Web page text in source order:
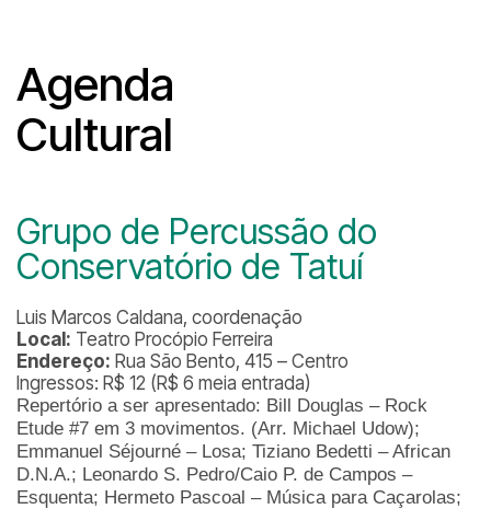
Agenda
Cultural
Grupo de Percussão do
Conservatório de Tatuí
Luis Marcos Caldana, coordenação
Local: Teatro Procópio Ferreira
Endereço: Rua São Bento, 415 – Centro
Ingressos: R$ 12 (R$ 6 meia entrada)
Repertório a ser apresentado: Bill Douglas – Rock
Etude #7 em 3 movimentos. (Arr. Michael Udow);
Emmanuel Séjourné – Losa; Tiziano Bedetti – African
D.N.A.; Leonardo S. Pedro/Caio P. de Campos –
Esquenta; Hermeto Pascoal – Música para Caçarolas;